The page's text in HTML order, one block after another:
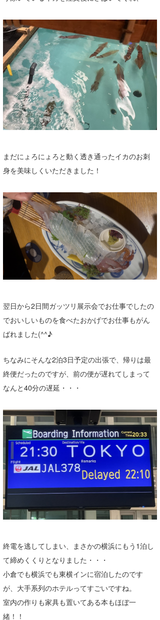
まだにょろにょろと動く透き通ったイカのお刺
身を美味しくいただきました！
翌日から2日間ガッツリ展示会でお仕事でしたの
でおいしいものを食べたおかげでお仕事もがん
ばれました(^^♪
ちなみにそんな2泊3日予定の出張で、帰りは最
終便だったのですが、前の便が遅れてしまって
なんと40分の遅延・・・
終電を逃してしまい、まさかの横浜にもう1泊し
て締めくくりとなりました・・・
小倉でも横浜でも東横インに宿泊したのです
が、大手系列のホテルってすごいですね。
室内の作りも家具も置いてある本もほぼ一
緒！！
三輪予報士
小川予報士
上田純子
上條将美
唐澤予報士
SancheZ
米山予報士
予報士 hiro.
banpaku
Mr.K
chappy